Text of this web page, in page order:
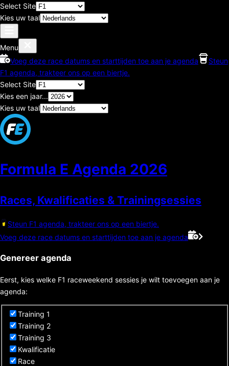
Select Site
Kies uw taal
Menu
Voeg deze race datums en starttijden toe aan je agenda
Steun
F1 agenda, trakteer ons op een biertje.
Select Site
Kies een jaar...
Kies uw taal
Formula E Agenda 2026
Races, Kwalificaties & Trainingsessies
Steun F1 agenda, trakteer ons op een biertje.
Voeg deze race datums en starttijden toe aan je agenda
Genereer agenda
Eerst, kies welke F1 raceweekend sessies je wilt toevoegen aan je
agenda:
Training 1
Training 2
Training 3
Kwalificatie
Race